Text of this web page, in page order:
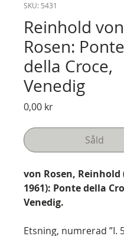
SKU: 5431
Reinhold von
Rosen: Ponte
della Croce,
Venedig
0,00 krPris
Såld
von Rosen, Reinhold
1961): Ponte della
Venedig.
Etsning, numrerad ”I.